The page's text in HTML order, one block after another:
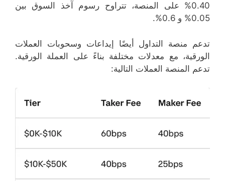
0.40% على المنصة، تتراوح رسوم آخذ السوق بين
0.05% و 0.6%.
تدعم منصة التداول أيضًا إيداعات وسحوبات العملات
الورقية، مع معدلات مختلفة بناءً على العملة الورقية.
تدعم المنصة العملات التالية: